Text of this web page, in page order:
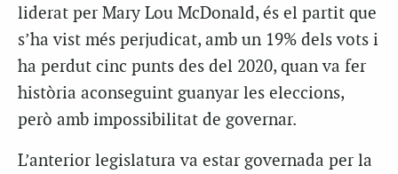
liderat per Mary Lou McDonald, és el partit que
s’ha vist més perjudicat, amb un 19% dels vots i
ha perdut cinc punts des del 2020, quan va fer
història aconseguint guanyar les eleccions,
però amb impossibilitat de governar.
L’anterior legislatura va estar governada per la